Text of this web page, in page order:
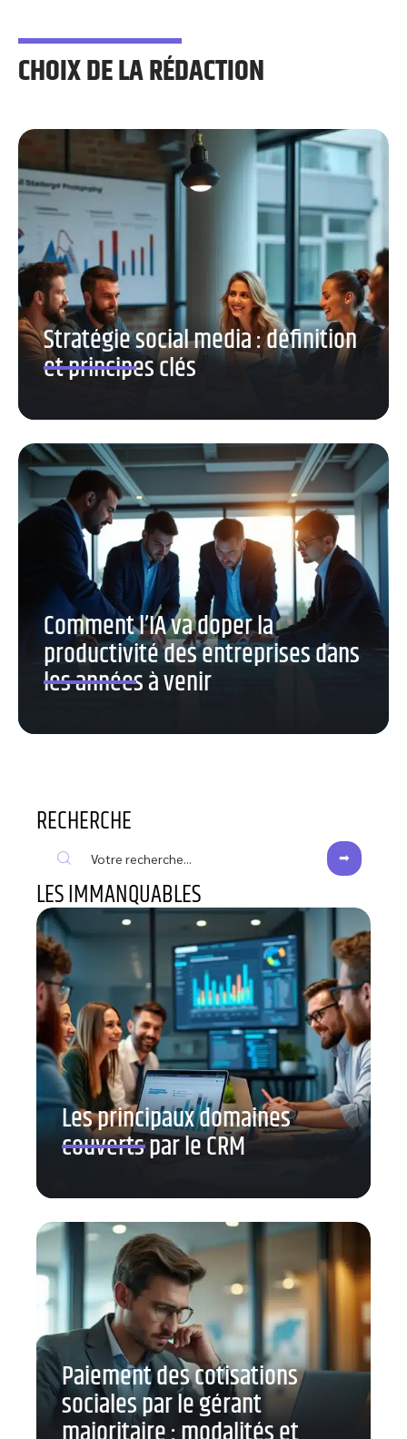
CHOIX DE LA RÉDACTION
Stratégie social media : définition
et principes clés
Comment l’IA va doper la
productivité des entreprises dans
les années à venir
RECHERCHE
LES IMMANQUABLES
Les principaux domaines
couverts par le CRM
Paiement des cotisations
sociales par le gérant